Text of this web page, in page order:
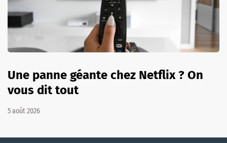
Une panne géante chez Netflix ? On
vous dit tout
5 août 2026